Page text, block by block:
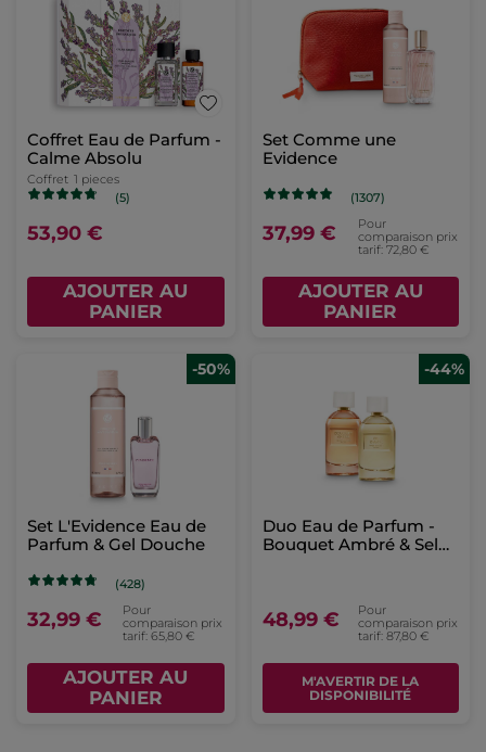
Coffret Eau de Parfum -
Calme Absolu
Coffret 1 pieces
(5)
53,90 €
AJOUTER AU
PANIER
Set Comme une
Evidence
(1307)
37,99 €
Pour
comparaison prix
tarif: 72,80 €
AJOUTER AU
PANIER
-50%
Set L'Evidence Eau de
Parfum & Gel Douche
(428)
32,99 €
Pour
comparaison prix
tarif: 65,80 €
AJOUTER AU
PANIER
-44%
Duo Eau de Parfum -
Bouquet Ambré & Sel
48,99 €
Pour
comparaison prix
tarif: 87,80 €
M'AVERTIR DE LA
DISPONIBILITÉ